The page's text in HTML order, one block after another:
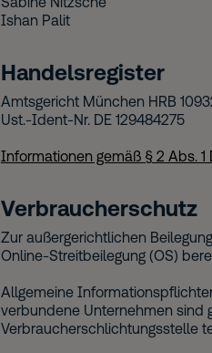
Ishan Palit
Handelsregister
Amtsgericht München HRB
Ust.-Ident-Nr. DE 129484275
Informationen gemäß § 2 Abs.
Verbraucherschutz
Zur außergerichtlichen
Online-Streitbeilegung (OS)
Allgemeine
verbundene Unternehmen sind
Verbraucherschlichtungsstelle